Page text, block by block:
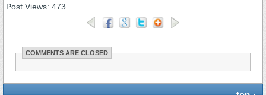
Post Views: 473
COMMENTS ARE CLOSED